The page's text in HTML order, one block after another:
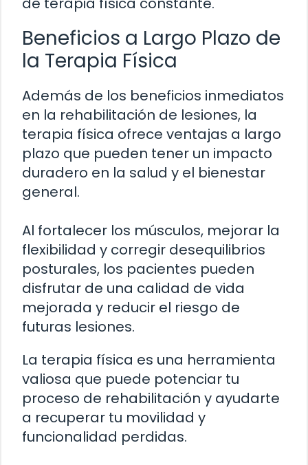
Beneficios a Largo Plazo de
la Terapia Física
Además de los beneficios inmediatos
en la rehabilitación de lesiones, la
terapia física ofrece ventajas a largo
plazo que pueden tener un impacto
duradero en la salud y el bienestar
general.
Al fortalecer los músculos, mejorar la
flexibilidad y corregir desequilibrios
posturales, los pacientes pueden
disfrutar de una calidad de vida
mejorada y reducir el riesgo de
futuras lesiones.
La terapia física es una herramienta
valiosa que puede potenciar tu
proceso de rehabilitación y ayudarte
a recuperar tu movilidad y
funcionalidad perdidas.